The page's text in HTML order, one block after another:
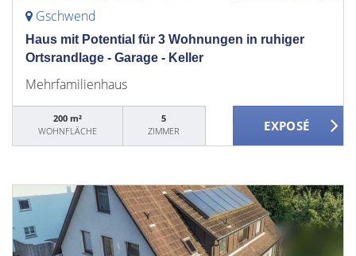
Gschwend
Haus mit Potential für 3 Wohnungen in ruhiger
Ortsrandlage - Garage - Keller
Mehrfamilienhaus
200 m²
WOHNFLÄCHE
5
ZIMMER